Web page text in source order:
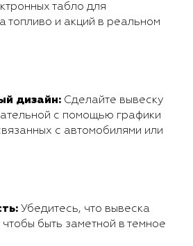
табло для
топливо и акций в реальном
дизайн: Сделайте вывеску
с помощью графики
с автомобилями или
Убедитесь, что вывеска
быть заметной в темное